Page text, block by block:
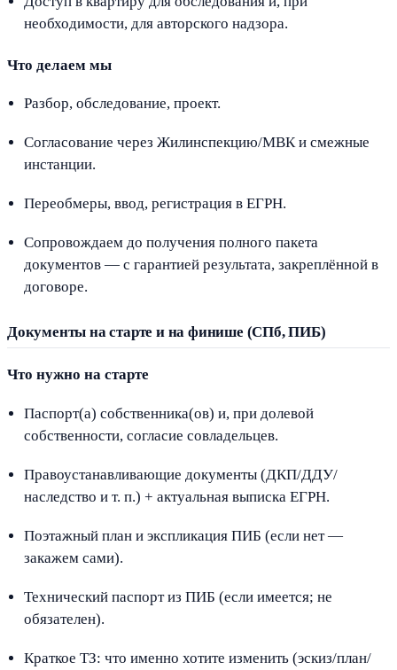
необходимости, для авторского надзора.
Что делаем мы
Разбор, обследование, проект.
Согласование через Жилинспекцию/МВК и смежные
инстанции.
Переобмеры, ввод, регистрация в ЕГРН.
Сопровождаем до получения полного пакета
документов — с гарантией результата, закреплённой в
договоре.
Документы на старте и на финише (СПб, ПИБ)
Что нужно на старте
Паспорт(а) собственника(ов) и, при долевой
собственности, согласие совладельцев.
Правоустанавливающие документы (ДКП/ДДУ/
наследство и т. п.) + актуальная выписка ЕГРН.
Поэтажный план и экспликация ПИБ (если нет —
закажем сами).
Технический паспорт из ПИБ (если имеется; не
обязателен).
Краткое ТЗ: что именно хотите изменить (эскиз/план/